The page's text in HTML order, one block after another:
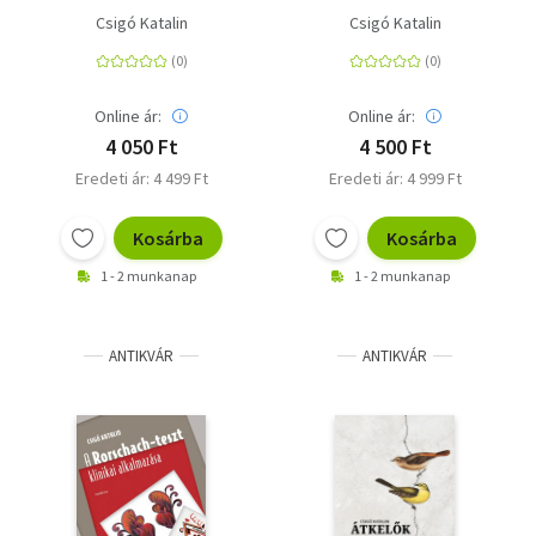
Csigó Katalin
Online ár:
4 050 Ft
Eredeti ár: 4 499 Ft
Kosárba
1 - 2 munkanap
Csigó Katalin
Online ár:
4 500 Ft
Eredeti ár: 4 999 Ft
Kosárba
1 - 2 munkanap
ANTIKVÁR ANTIKVÁR